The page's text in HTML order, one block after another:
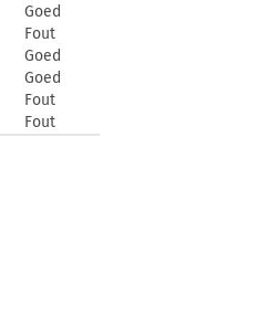
Goed
Fout
Goed
Goed
Fout
Fout